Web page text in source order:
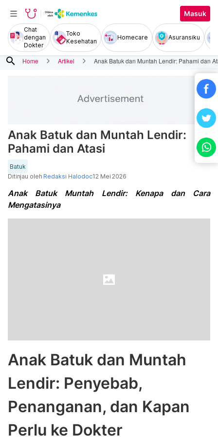
Masuk
Chat
dengan
Dokter
Toko
Kesehatan
Homecare Asuransiku
search Home Artikel Anak Batuk dan Muntah Lendir: Pahami dan
Anak Batuk dan Muntah Lendir:
Pahami dan Atasi
Batuk
Ditinjau oleh Redaksi Halodoc12 Mei 2026
Anak Batuk Muntah Lendir: Kenapa dan Cara
Mengatasinya
Anak Batuk dan Muntah
Lendir: Penyebab,
Penanganan, dan Kapan
Perlu ke Dokter